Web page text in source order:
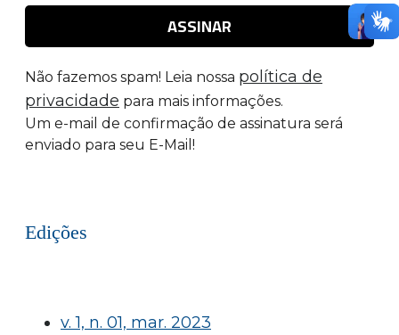
Não fazemos spam! Leia nossa política de
privacidade para mais informações.
Um e-mail de confirmação de assinatura será
enviado para seu E-Mail!
Edições
v. 1, n. 01, mar. 2023